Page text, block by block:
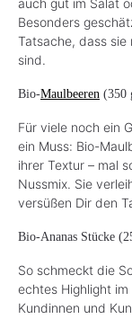
Besonders
Tatsache, dass
sind.
Bio-Maulbeeren (350
Für viele noch ein
ein Muss: Bio-
ihrer Textur – mal
Nussmix. Sie
versüßen Dir den
Bio-Ananas Stücke
So schmeckt die
echtes Highlight
Kundinnen und